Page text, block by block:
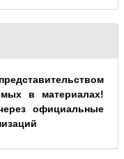
в материалах!
официальные